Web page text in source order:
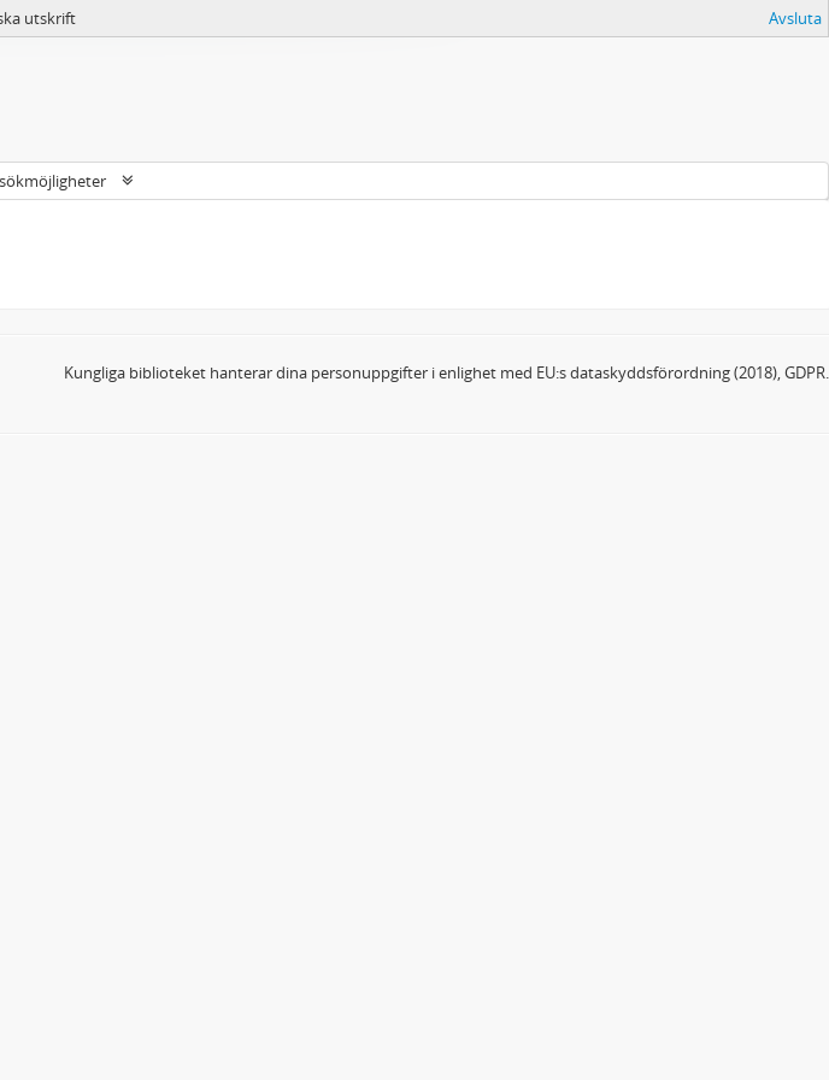
utskrift Avsluta
Kungliga biblioteket hanterar dina personuppgifter i enlighet med EU:s dataskyddsförordning (2018), GDPR.